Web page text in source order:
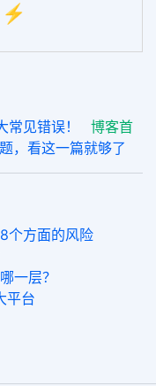
见错误！
博客首
，看这一篇就够了
个方面的风险
一层？
平台